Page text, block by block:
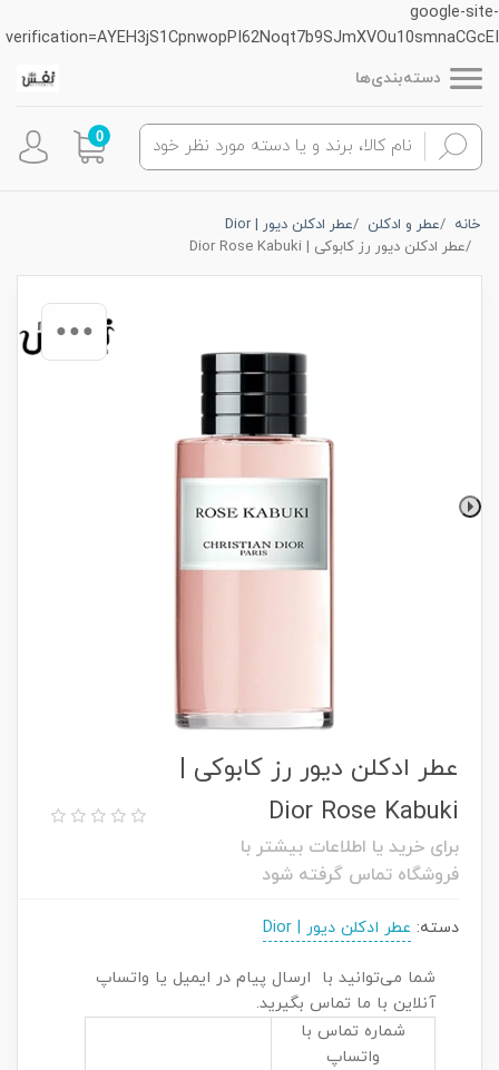
google-site-
verification=AYEH3jS1CpnwopPI62Noqt7b9SJmXVOu10smnaCGcEI
دسته‌بندی‌ها
0
خانه عطر و ادکلن
عطر ادکلن دیور | Dior
عطر ادکلن دیور رز کابوکی | Dior Rose Kabuki
عطر ادکلن دیور رز کابوکی |
Dior Rose Kabuki
برای خرید یا اطلاعات بیشتر با
فروشگاه تماس گرفته شود
دسته: عطر ادکلن دیور | Dior
شما می‌توانید با ارسال پیام در ایمیل یا واتساپ
آنلاین با ما تماس بگیرید.
شماره تماس با
واتساپ